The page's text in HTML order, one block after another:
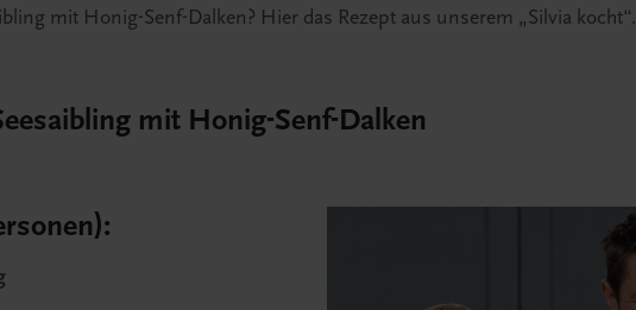
mit Honig-Senf-Dalken? Hier das Rezept aus unserem „Silvia kocht“.
mit Honig-Senf-Dalken